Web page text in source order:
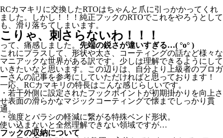
RCカマキリに交換したRTOはちゃんと爪に引っかかってくれ
ました。しかし！！！純正フックのRTOでこれをやろうとして
も、滑り落ちてしまいます。
こりゃ、刺さらないわ！！！
って、痛感しました。 先端の鋭さが違いすぎる…( °o° )
これにプラスして、形状や太さ、コーティングの話など様々な
マニアックな世界がある訳です。少しは理解できるようにして
いきたいなと思います。この辺りは、自分より上級者のブロガ
ーさんの記事を参考にしていただければと思っております！
一応、RCカマキリの特長はこんな感じらしいです。
・若干外側に設定されたフックポイントが初期掛かりを向上さ
せ表面の滑らかなマジックコーティングで懐までしっかり貫
通。
・強度とバラシの軽減に繋がる特殊ベンド形状。
使い込まないと全然理解できない領域ですが…
フックの収納について